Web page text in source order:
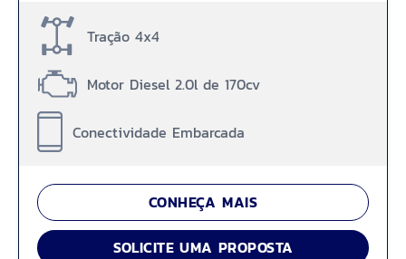
Tração 4x4
Motor Diesel 2.0l de 170cv
Conectividade Embarcada
CONHEÇA MAIS
SOLICITE UMA PROPOSTA